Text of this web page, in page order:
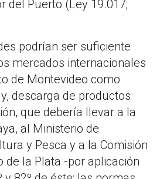
del Puerto (Ley 19.017;
podrían ser suficiente
mercados internacionales
de Montevideo como
descarga de productos
que debería llevar a la
al Ministerio de
y Pesca y a la Comisión
de la Plata -por aplicación